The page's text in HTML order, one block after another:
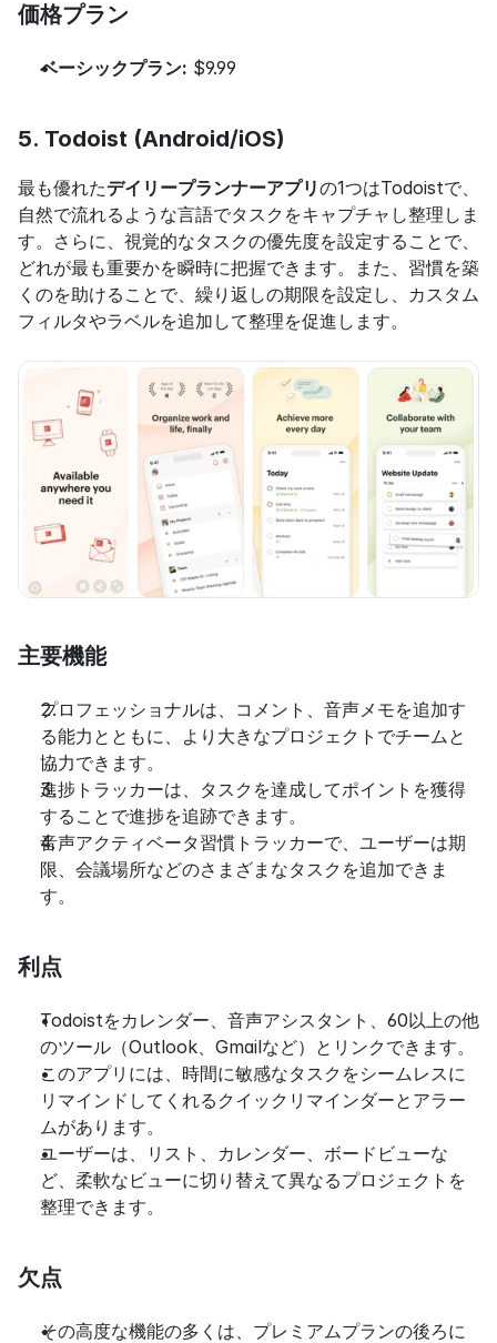
価格プラン
ベーシックプラン: $9.99
5. Todoist (Android/iOS)
最も優れたデイリープランナーアプリの1つはTodoistで、
自然で流れるような言語でタスクをキャプチャし整理しま
す。さらに、視覚的なタスクの優先度を設定することで、
どれが最も重要かを瞬時に把握できます。また、習慣を築
くのを助けることで、繰り返しの期限を設定し、カスタム
フィルタやラベルを追加して整理を促進します。
主要機能
プロフェッショナルは、コメント、音声メモを追加す
る能力とともに、より大きなプロジェクトでチームと
協力できます。
進捗トラッカーは、タスクを達成してポイントを獲得
することで進捗を追跡できます。
音声アクティベータ習慣トラッカーで、ユーザーは期
限、会議場所などのさまざまなタスクを追加できま
す。
利点
Todoistをカレンダー、音声アシスタント、60以上の他
のツール（Outlook、Gmailなど）とリンクできます。
このアプリには、時間に敏感なタスクをシームレスに
リマインドしてくれるクイックリマインダーとアラー
ムがあります。
ユーザーは、リスト、カレンダー、ボードビューな
ど、柔軟なビューに切り替えて異なるプロジェクトを
整理できます。
欠点
その高度な機能の多くは、プレミアムプランの後ろに